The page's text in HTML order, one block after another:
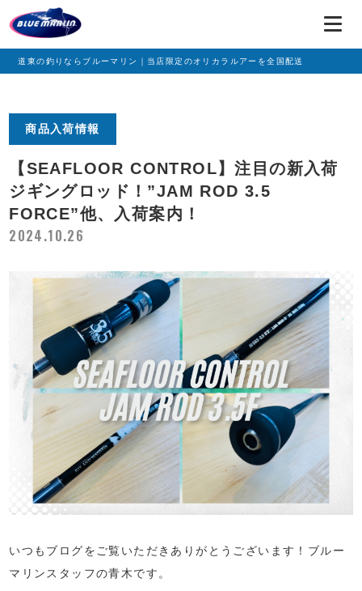
道東の釣りならブルーマリン｜当店限定のオリカラルアーを全国配送
商品入荷情報
【SEAFLOOR CONTROL】注目の新入荷
ジギングロッド！”JAM ROD 3.5
FORCE”他、入荷案内！
2024.10.26
いつもブログをご覧いただきありがとうございます！ブルー
マリンスタッフの青木です。